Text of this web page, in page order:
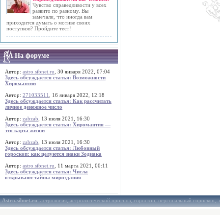
Чувство справедливости у всех
развито по разному. Вы
замечали, что иногда вам
приходится думать о мотиве своих
поступков? Пройдите тест!
На форуме
Автор: astro.sibnet.ru , 30 января 2022, 07:04
Здесь обсуждается статья: Возможности
Хиромантии
Автор: 271033511
, 16 января 2022, 12:18
Здесь обсуждается статья: Как рассчитать
личное денежное число
Автор: zabzab , 13 июля 2021, 16:30
Здесь обсуждается статья: Хиромантия —
это карта жизни
Автор: zabzab , 13 июля 2021, 16:30
Здесь обсуждается статья: Любовный
гороскоп: как целуются знаки Зодиака
Автор: astro.sibnet.ru , 11 марта 2021, 00:11
Здесь обсуждается статья: Числа
открывают тайны мироздания
Astro.sibnet.ru:астрология,астрологический прогноз,гороскоп,персональный гороскоп,